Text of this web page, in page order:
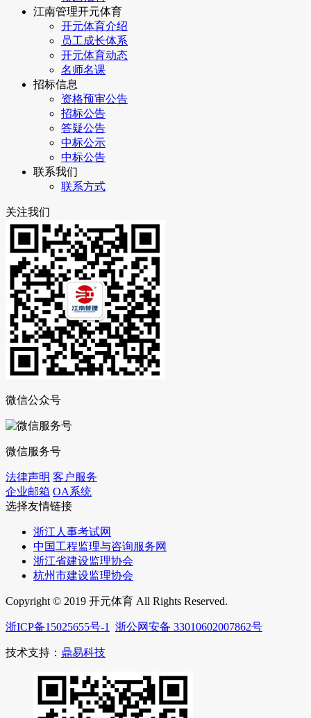
江南管理开元体育
开元体育介绍
员工成长体系
开元体育动态
名师名课
招标信息
资格预审公告
招标公告
答疑公告
中标公示
中标公告
联系我们
联系方式
关注我们
微信公众号
微信服务号
法律声明 客户服务
企业邮箱 OA系统
选择友情链接
浙江人事考试网
中国工程监理与咨询服务网
浙江省建设监理协会
杭州市建设监理协会
Copyright © 2019 开元体育 All Rights Reserved.
浙ICP备15025655号-1 浙公网安备 33010602007862号
技术支持： 鼎易科技